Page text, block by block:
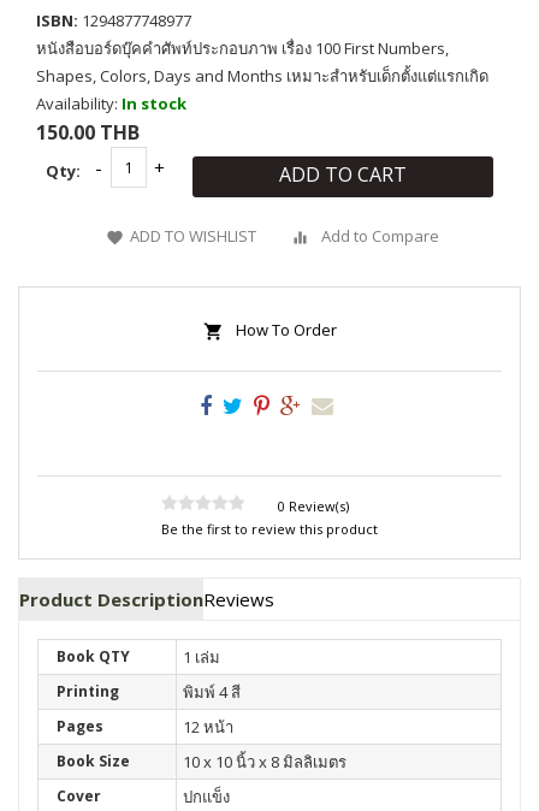
ISBN: 1294877748977
หนังสือบอร์ดบุ๊คคำศัพท์ประกอบภาพ เรื่อง 100 First Numbers,
Shapes, Colors, Days and Months เหมาะสำหรับเด็กตั้งแต่แรกเกิด
Availability: In stock
150.00 THB
Qty: ADD TO CART
ADD TO WISHLIST Add to Compare
How To Order
0 Review(s)
Be the first to review this product
Product DescriptionReviews
Book QTY 1 เล่ม
Printing พิมพ์ 4 สี
Pages 12 หน้า
Book Size 10 x 10 นิ้ว x 8 มิลลิเมตร
Cover ปกแข็ง